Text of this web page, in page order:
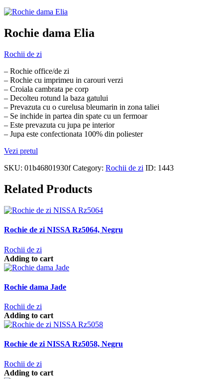
Rochie dama Elia
Rochii de zi
– Rochie office/de zi
– Rochie cu imprimeu in carouri verzi
– Croiala cambrata pe corp
– Decolteu rotund la baza gatului
– Prevazuta cu o curelusa bleumarin in zona taliei
– Se inchide in partea din spate cu un fermoar
– Este prevazuta cu jupa pe interior
– Jupa este confectionata 100% din poliester
Vezi pretul
SKU: 01b46801930f Category: Rochii de zi ID: 1443
Related Products
Rochie de zi NISSA Rz5064, Negru
Rochii de zi
Adding to cart
Rochie dama Jade
Rochii de zi
Adding to cart
Rochie de zi NISSA Rz5058, Negru
Rochii de zi
Adding to cart